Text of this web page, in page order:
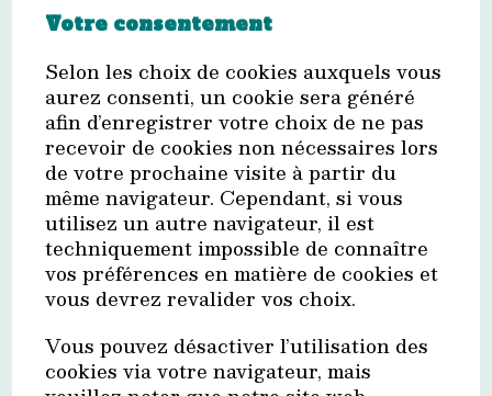
Votre consentement
Selon les choix de cookies auxquels vous
aurez consenti, un cookie sera généré
afin d’enregistrer votre choix de ne pas
recevoir de cookies non nécessaires lors
de votre prochaine visite à partir du
même navigateur. Cependant, si vous
utilisez un autre navigateur, il est
techniquement impossible de connaître
vos préférences en matière de cookies et
vous devrez revalider vos choix.
Vous pouvez désactiver l’utilisation des
cookies via votre navigateur, mais